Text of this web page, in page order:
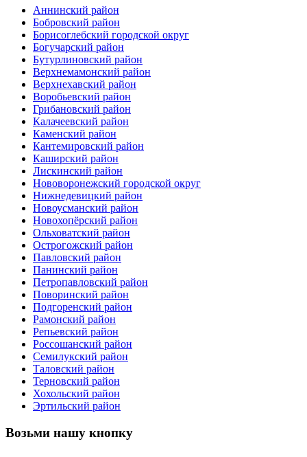
Аннинский район
Бобровский район
Борисоглебский городской округ
Богучарский район
Бутурлиновский район
Верхнемамонский район
Верхнехавский район
Воробьевский район
Грибановский район
Калачеевский район
Каменский район
Кантемировский район
Каширский район
Лискинский район
Нововоронежский городской округ
Нижнедевицкий район
Новоусманский район
Новохопёрский район
Ольховатский район
Острогожский район
Павловский район
Панинский район
Петропавловский район
Поворинский район
Подгоренский район
Рамонский район
Репьевский район
Россошанский район
Семилукский район
Таловский район
Терновский район
Хохольский район
Эртильский район
Возьми нашу кнопку